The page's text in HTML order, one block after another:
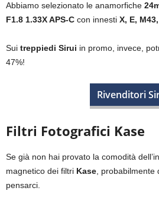
Abbiamo selezionato le anamorfiche
F1.8 1.33X APS-C con innesti X, E,
Sui treppiedi Sirui in promo, invece,
47%!
Rivenditori
Filtri Fotografici Kase
Se già non hai provato la comodità
magnetico dei filtri Kase ,
pensarci.